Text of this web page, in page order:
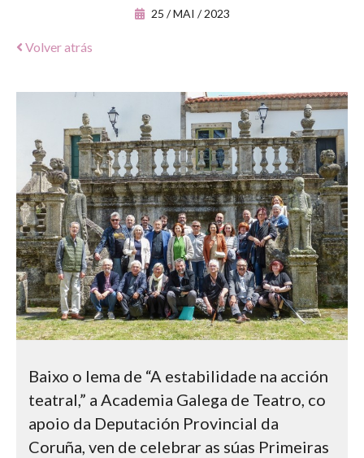
25 / MAI / 2023
Volver atrás
Baixo o lema de “A estabilidade na acción
teatral,” a Academia Galega de Teatro, co
apoio da Deputación Provincial da
Coruña, ven de celebrar as súas Primeiras